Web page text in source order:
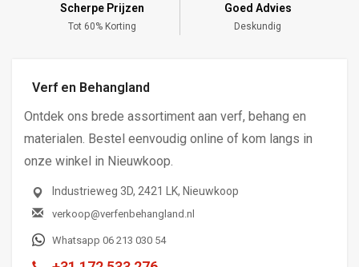
Scherpe Prijzen
Tot 60% Korting
Goed Advies
Deskundig
Verf en Behangland
Ontdek ons brede assortiment aan verf, behang en
materialen. Bestel eenvoudig online of kom langs in
onze winkel in Nieuwkoop.
Industrieweg 3D, 2421 LK, Nieuwkoop
verkoop@verfenbehangland.nl
Whatsapp 06 213 030 54